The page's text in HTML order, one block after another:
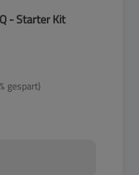
- Starter Kit
gespart)